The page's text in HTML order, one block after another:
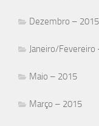
Dezembro – 2015
Janeiro/Fevereiro
Maio – 2015
Março – 2015